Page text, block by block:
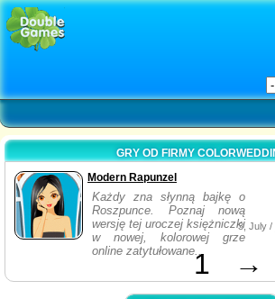
GRY OD FIRMY
Modern Rapunzel
Każdy zna słynną bajkę o
Roszpunce. Poznaj nową
wersję tej uroczej księżniczki
w nowej, kolorowej grze
online zatytułowane...
3, July /
1 →